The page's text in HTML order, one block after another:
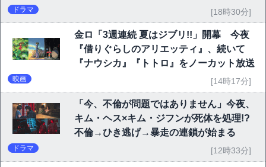
ドラマ [18時30分]
金ロ「3週連続 夏はジブリ!!」開幕 今夜
『借りぐらしのアリエッティ』、続いて
『ナウシカ』『トトロ』をノーカット放送
映画 [14時17分]
「今、不倫が問題ではありません」今夜、
キム・ヘス×キム・ジフンが死体を処理!?
不倫→ひき逃げ→暴走の連鎖が始まる
ドラマ [12時33分]